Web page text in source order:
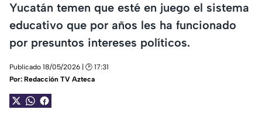
Yucatán temen que esté en juego el sistema
educativo que por años les ha funcionado
por presuntos intereses políticos.
Publicado 18/05/2026 | 🕑 17:31
Por: Redacción TV Azteca